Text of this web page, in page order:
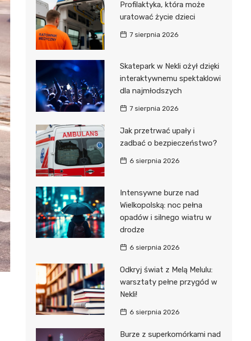
Dzieci Wrzesińskich
Park Miejski im. Dzieci
Wrzesińskich
Amfiteatr im. Anny Jantar
Jump World Września
Wrzesińska Strefa
Pałac w Miłosławiu
Izba Pamięci Reymonta
Profilaktyka, która może
uratować życie dzieci
7 sierpnia 2026
Skatepark w Nekli ożył dzięki
interaktywnemu spektaklowi
dla najmłodszych
7 sierpnia 2026
Jak przetrwać upały i
zadbać o bezpieczeństwo?
6 sierpnia 2026
Intensywne burze nad
Wielkopolską: noc pełna
opadów i silnego wiatru w
drodze
6 sierpnia 2026
Odkryj świat z Melą Melulu:
warsztaty pełne przygód w
Nekli!
6 sierpnia 2026
Burze z superkomórkami nad